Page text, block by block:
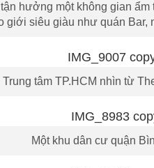
hưởng một không gian ẩm
giới siêu giàu như quán Bar,
Trung tâm TP.HCM nhìn từ
Một khu dân cư quận